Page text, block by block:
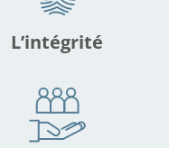
L’intégrité